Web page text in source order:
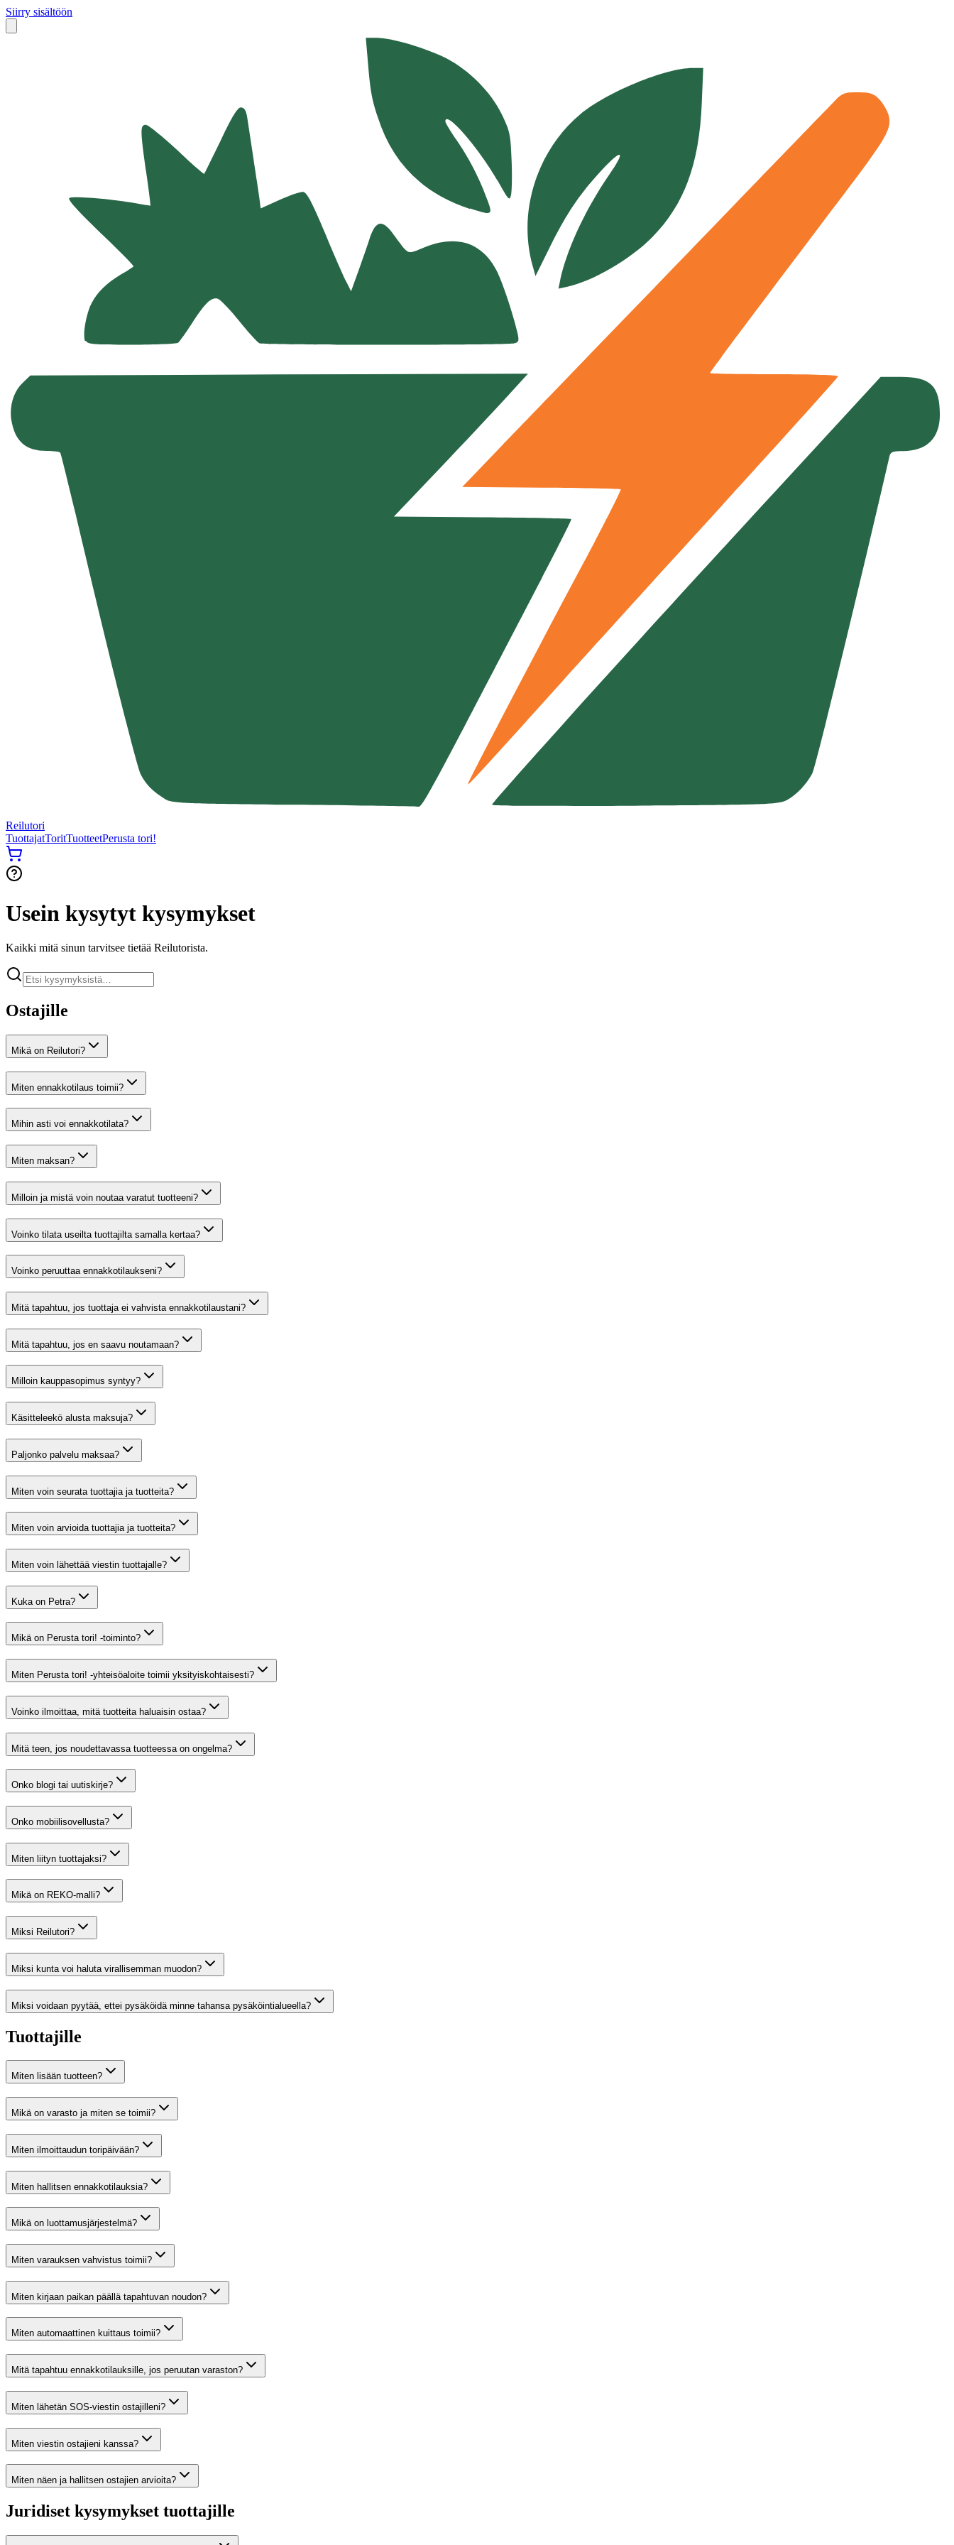
Siirry sisältöön
Reilutori
TuottajatToritTuotteetPerusta tori!
Usein kysytyt kysymykset
Kaikki mitä sinun tarvitsee tietää Reilutorista.
Ostajille
Mikä on Reilutori?
Miten ennakkotilaus toimii?
Mihin asti voi ennakkotilata?
Miten maksan?
Milloin ja mistä voin noutaa varatut tuotteeni?
Voinko tilata useilta tuottajilta samalla kertaa?
Voinko peruuttaa ennakkotilaukseni?
Mitä tapahtuu, jos tuottaja ei vahvista ennakkotilaustani?
Mitä tapahtuu, jos en saavu noutamaan?
Milloin kauppasopimus syntyy?
Käsitteleekö alusta maksuja?
Paljonko palvelu maksaa?
Miten voin seurata tuottajia ja tuotteita?
Miten voin arvioida tuottajia ja tuotteita?
Miten voin lähettää viestin tuottajalle?
Kuka on Petra?
Mikä on Perusta tori! -toiminto?
Miten Perusta tori! -yhteisöaloite toimii yksityiskohtaisesti?
Voinko ilmoittaa, mitä tuotteita haluaisin ostaa?
Mitä teen, jos noudettavassa tuotteessa on ongelma?
Onko blogi tai uutiskirje?
Onko mobiilisovellusta?
Miten liityn tuottajaksi?
Mikä on REKO-malli?
Miksi Reilutori?
Miksi kunta voi haluta virallisemman muodon?
Miksi voidaan pyytää, ettei pysäköidä minne tahansa pysäköintialueella?
Tuottajille
Miten lisään tuotteen?
Mikä on varasto ja miten se toimii?
Miten ilmoittaudun toripäivään?
Miten hallitsen ennakkotilauksia?
Mikä on luottamusjärjestelmä?
Miten varauksen vahvistus toimii?
Miten kirjaan paikan päällä tapahtuvan noudon?
Miten automaattinen kuittaus toimii?
Mitä tapahtuu ennakkotilauksille, jos peruutan varaston?
Miten lähetän SOS-viestin ostajilleni?
Miten viestin ostajieni kanssa?
Miten näen ja hallitsen ostajien arvioita?
Juridiset kysymykset tuottajille